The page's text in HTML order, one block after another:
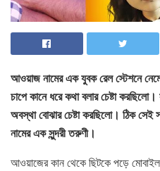
আওয়াজ নামের এক যুবক রেল স্টেশনে
চাপে কানে ধরে কথা বলার চেষ্টা
অবস্থা বোঝার চেষ্টা করছিলো। ঠিক
নামের এক সুন্দরী তরুণী।
আওয়াজের কান থেকে ছিটকে পড়ে